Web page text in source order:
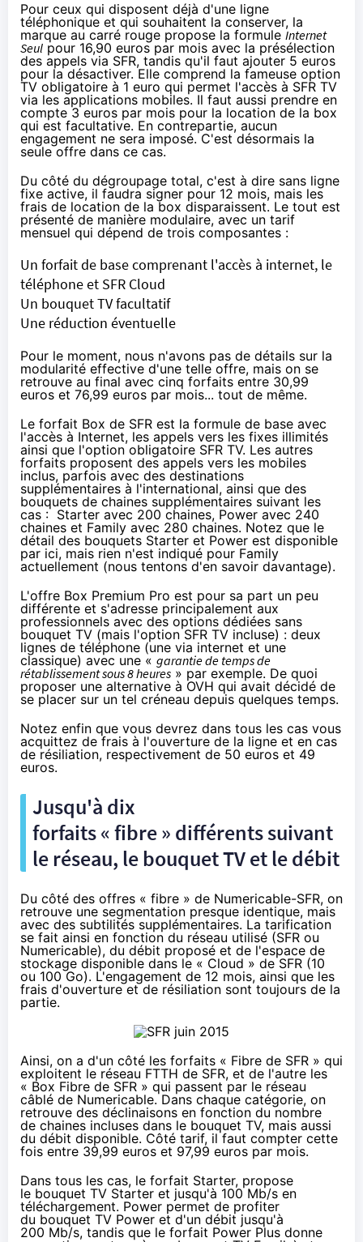
Pour ceux qui disposent déjà d'une ligne
téléphonique et qui souhaitent la conserver, la
marque au carré rouge propose la formule Internet
Seul pour 16,90 euros par mois avec la présélection
des appels via SFR, tandis qu'il faut ajouter 5 euros
pour la désactiver. Elle comprend la fameuse option
TV obligatoire à 1 euro qui permet l'accès à SFR TV
via les applications mobiles. Il faut aussi prendre en
compte 3 euros par mois pour la location de la box
qui est facultative. En contrepartie, aucun
engagement ne sera imposé. C'est désormais la
seule offre dans ce cas.
Du côté du dégroupage total, c'est à dire sans ligne
fixe active, il faudra signer pour 12 mois, mais les
frais de location de la box disparaissent. Le tout est
présenté de manière modulaire, avec un tarif
mensuel qui dépend de trois composantes :
Un forfait de base comprenant l'accès à internet, le
téléphone et SFR Cloud
Un bouquet TV facultatif
Une réduction éventuelle
Pour le moment, nous n'avons pas de détails sur la
modularité effective d'une telle offre, mais on se
retrouve au final avec cinq forfaits entre 30,99
euros et 76,99 euros par mois... tout de même.
Le forfait Box de SFR est la formule de base avec
l'accès à Internet, les appels vers les fixes illimités
ainsi que l'option obligatoire SFR TV. Les autres
forfaits proposent des appels vers les mobiles
inclus, parfois avec des destinations
supplémentaires à l'international, ainsi que des
bouquets de chaines supplémentaires suivant les
cas : Starter avec 200 chaines, Power avec 240
chaines et Family avec 280 chaines. Notez que le
détail des bouquets Starter et Power est disponible
par ici, mais rien n'est indiqué pour Family
actuellement (nous tentons d'en savoir davantage).
L'offre Box Premium Pro est pour sa part un peu
différente et s'adresse principalement aux
professionnels avec des options dédiées sans
bouquet TV (mais l'optionSFR TV incluse) : deux
lignes de téléphone (une via internet et une
classique) avec une « garantie de temps de
rétablissement sous 8 heures » par exemple. De quoi
proposer une alternative à OVH qui avait décidé de
se placer sur un tel créneau depuis quelques temps.
Notez enfin que vous devrez dans tous les cas vous
acquittez de frais à l'ouverture de la ligne et en cas
de résiliation, respectivement de 50 euros et 49
euros.
Jusqu'à dix
forfaits « fibre » différents suivant
le réseau, le bouquet TV et le débit
Du côté des offres « fibre » de Numericable-SFR, on
retrouve une segmentation presque identique, mais
avec des subtilités supplémentaires. La tarification
se fait ainsi en fonction du réseau utilisé (SFR ou
Numericable), du débit proposé et de l'espace de
stockage disponible dans le « Cloud » deSFR (10
ou 100 Go). L'engagement de 12 mois, ainsi que les
frais d'ouverture et de résiliation sont toujours de la
partie.
Ainsi, on a d'un côté les forfaits « Fibre de SFR » qui
exploitent le réseau FTTH de SFR, et de l'autre les
« Box Fibre de SFR » qui passent par le réseau
câblé de Numericable. Dans chaque catégorie, on
retrouve des déclinaisons en fonction du nombre
de chaines incluses dans le bouquet TV, mais aussi
du débit disponible. Côté tarif, il faut compter cette
fois entre 39,99 euros et 97,99 euros par mois.
Dans tous les cas, le forfait Starter, propose
le bouquet TV Starter et jusqu'à 100 Mb/s en
téléchargement. Power permet de profiter
du bouquet TV Power et d'un débit jusqu'à
200 Mb/s, tandis que le forfait Power Plus donne